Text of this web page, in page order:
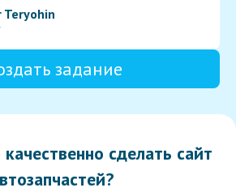
Teryohin
задание
сделать сайт